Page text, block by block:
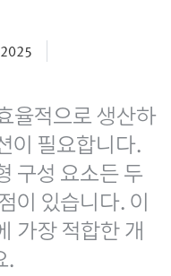
율적으로 생산하
이 필요합니다.
구성 요소든 두
이 있습니다. 이
가장 적합한 개
.